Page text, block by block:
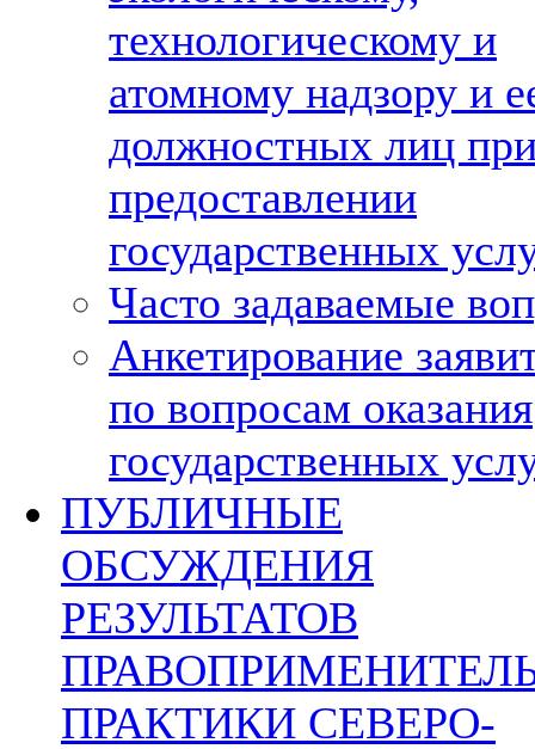
технологическому и
атомному надзору и
должностных лиц
предоставлении
государственных
Часто задаваемые
Анкетирование
по вопросам оказания
государственных
ПУБЛИЧНЫЕ
ОБСУЖДЕНИЯ
РЕЗУЛЬТАТОВ
ПРАКТИКИ СЕВЕРО-